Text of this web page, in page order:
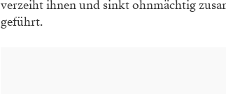
verzeiht ihnen und sinkt ohnmächtig
geführt.